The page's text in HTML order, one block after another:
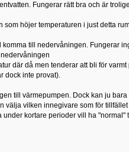
Fungerar rätt bra och är
höjer temperaturen i just detta
till nedervåningen. Fungerar
där då men tenderar att bli för
dock inte provat).
till värmepumpen. Dock kan ju
välja vilken innegivare som för
kortare perioder vill ha